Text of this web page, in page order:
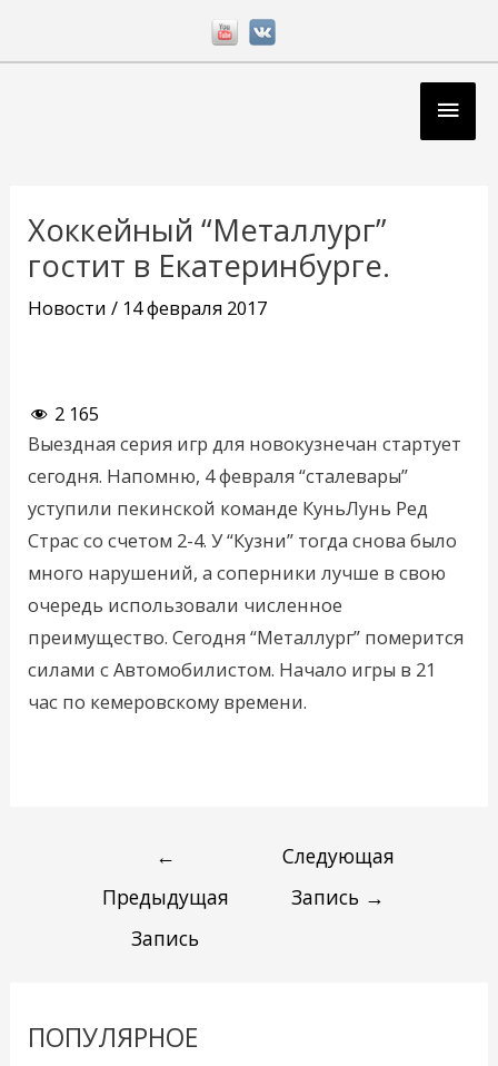
Хоккейный “Металлург”
гостит в Екатеринбурге.
Новости / 14 февраля 2017
2 165
Выездная серия игр для новокузнечан стартует
сегодня. Напомню, 4 февраля “сталевары”
уступили пекинской команде КуньЛунь Ред
Страс со счетом 2-4. У “Кузни” тогда снова было
много нарушений, а соперники лучше в свою
очередь использовали численное
преимущество. Сегодня “Металлург” померится
силами с Автомобилистом. Начало игры в 21
час по кемеровскому времени.
записям
←
Предыдущая
Запись
Следующая
Запись →
ПОПУЛЯРНОЕ